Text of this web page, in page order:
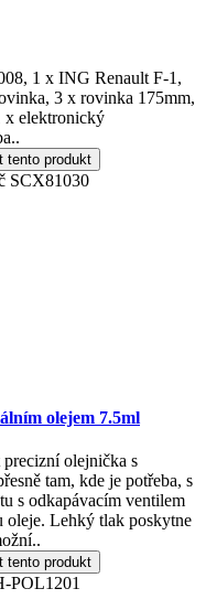
1 x ING Renault F-1,
3 x rovinka 175mm,
x elektronický
tento produkt
SCX81030
olejem 7.5ml
olejnička s
tam, kde je potřeba, s
s odkapávacím ventilem
oleje. Lehký tlak poskytne
tento produkt
POL1201